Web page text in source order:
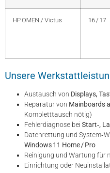
HP OMEN / Victus 16 / 17
Unsere
Austausch von Displays,
Reparatur von Mainboards
Kompletttausch nötig)
Fehlerdiagnose bei Start‑,
Datenrettung und
Windows 11 Home / Pro
Reinigung und Wartung für
Einrichtung oder